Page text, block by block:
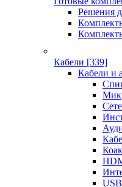
Решения
Кабели [339]
Кабели и